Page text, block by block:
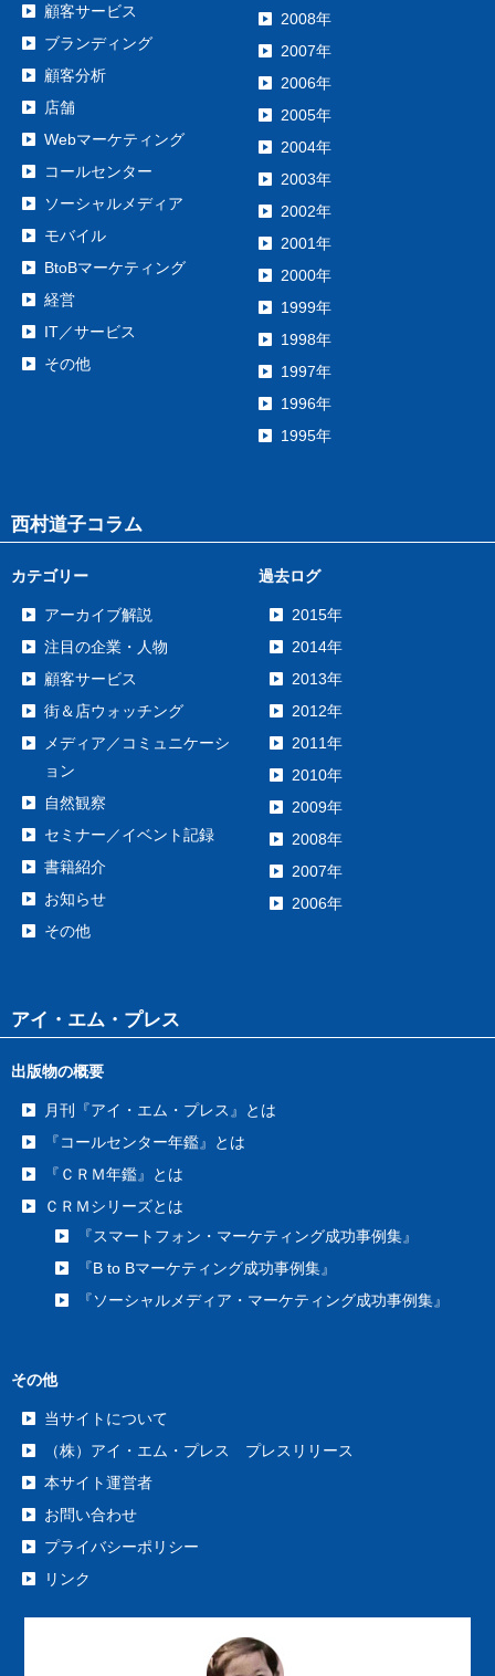
顧客サービス
ブランディング
顧客分析
店舗
Webマーケティング
コールセンター
ソーシャルメディア
モバイル
BtoBマーケティング
経営
IT／サービス
その他
2008年
2007年
2006年
2005年
2004年
2003年
2002年
2001年
2000年
1999年
1998年
1997年
1996年
1995年
西村道子コラム
カテゴリー
アーカイブ解説
注目の企業・人物
顧客サービス
街＆店ウォッチング
メディア／コミュニケーシ
ョン
自然観察
セミナー／イベント記録
書籍紹介
お知らせ
その他
過去ログ
2015年
2014年
2013年
2012年
2011年
2010年
2009年
2008年
2007年
2006年
アイ・エム・プレス
出版物の概要
月刊『アイ・エム・プレス』とは
『コールセンター年鑑』とは
『ＣＲＭ年鑑』とは
ＣＲＭシリーズとは
『スマートフォン・マーケティング成功事例集』
『B to Bマーケティング成功事例集』
『ソーシャルメディア・マーケティング成功事例集』
その他
当サイトについて
（株）アイ・エム・プレス プレスリリース
本サイト運営者
お問い合わせ
プライバシーポリシー
リンク